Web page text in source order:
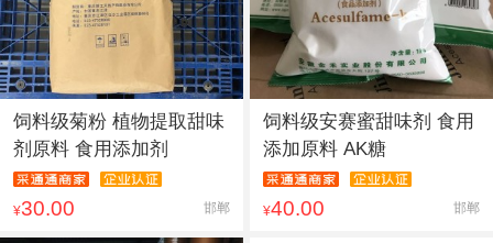
饲料级菊粉 植物提取甜味
剂原料 食用添加剂
¥30.00 邯郸
饲料级安赛蜜甜味剂 食用
添加原料 AK糖
¥40.00 邯郸